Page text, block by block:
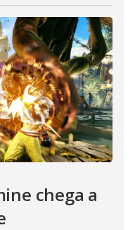
chega a